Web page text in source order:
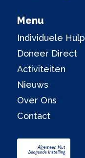
Menu
Individuele Hulp
Doneer Direct
Activiteiten
Nieuws
Over Ons
Contact